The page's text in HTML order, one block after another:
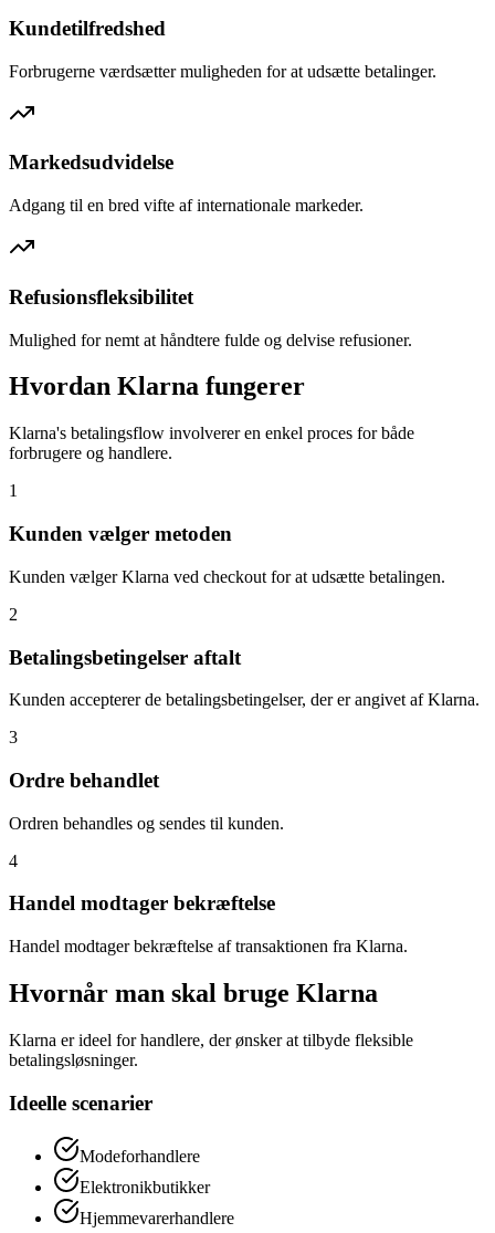
Kundetilfredshed
Forbrugerne værdsætter muligheden for at udsætte betalinger.
Markedsudvidelse
Adgang til en bred vifte af internationale markeder.
Refusionsfleksibilitet
Mulighed for nemt at håndtere fulde og delvise refusioner.
Hvordan Klarna fungerer
Klarna's betalingsflow involverer en enkel proces for både
forbrugere og handlere.
1
Kunden vælger metoden
Kunden vælger Klarna ved checkout for at udsætte betalingen.
2
Betalingsbetingelser aftalt
Kunden accepterer de betalingsbetingelser, der er angivet af Klarna.
3
Ordre behandlet
Ordren behandles og sendes til kunden.
4
Handel modtager bekræftelse
Handel modtager bekræftelse af transaktionen fra Klarna.
Hvornår man skal bruge Klarna
Klarna er ideel for handlere, der ønsker at tilbyde fleksible
betalingsløsninger.
Ideelle scenarier
Modeforhandlere
Elektronikbutikker
Hjemmevarerhandlere